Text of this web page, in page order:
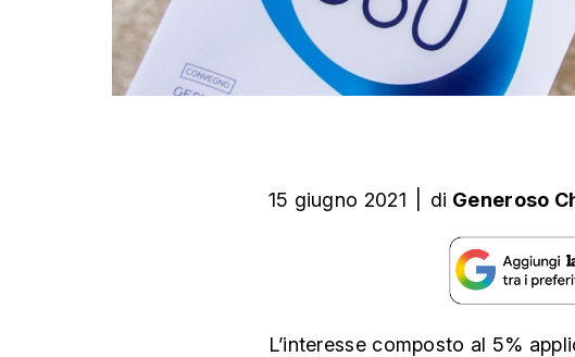
15 giugno 2021 di Generoso
L’interesse composto al 5%